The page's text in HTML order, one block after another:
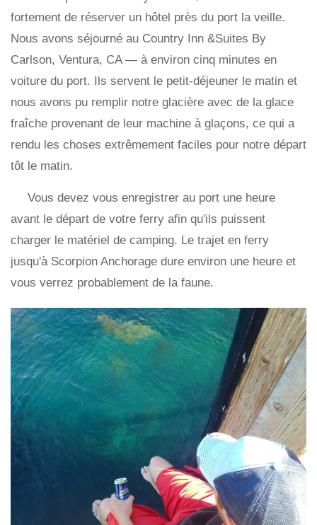
fortement de réserver un hôtel près du port la veille.
Nous avons séjourné au Country Inn &Suites By
Carlson, Ventura, CA — à environ cinq minutes en
voiture du port. Ils servent le petit-déjeuner le matin et
nous avons pu remplir notre glacière avec de la glace
fraîche provenant de leur machine à glaçons, ce qui a
rendu les choses extrêmement faciles pour notre départ
tôt le matin.
Vous devez vous enregistrer au port une heure
avant le départ de votre ferry afin qu'ils puissent
charger le matériel de camping. Le trajet en ferry
jusqu'à Scorpion Anchorage dure environ une heure et
vous verrez probablement de la faune.